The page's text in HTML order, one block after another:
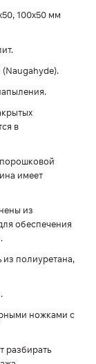
100х50 мм
в
имеет
из
обеспечения
из полиуретана,
ножками с
разбирать